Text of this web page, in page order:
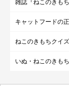
だと、飼い主さ
雑誌『ねこのきもち
キャットフードの
ねこのきもちクイズ
いぬ・ねこのきも